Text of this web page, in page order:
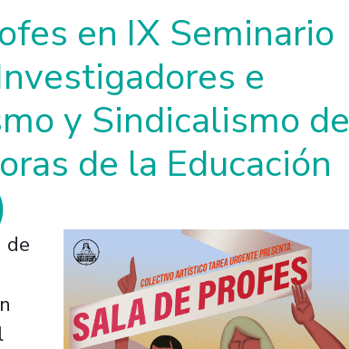
en IX Seminario
e
y Sindicalismo de
de la Educación
de